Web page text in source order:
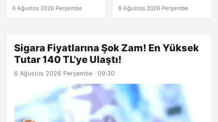
6 Ağustos 2026 Perşembe
Çeyrek Altın Ne Kadar?
6 Ağustos 2026 Perşembe
Sigara Fiyatlarına Şok Zam! En Yüksek
Tutar 140 TL'ye Ulaştı!
6 Ağustos 2026 Perşembe · 09:30